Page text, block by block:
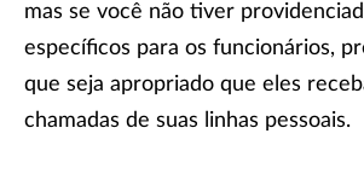
mas se você não tiver
específicos para os funcionários,
que seja apropriado que eles
chamadas de suas linhas pessoais.